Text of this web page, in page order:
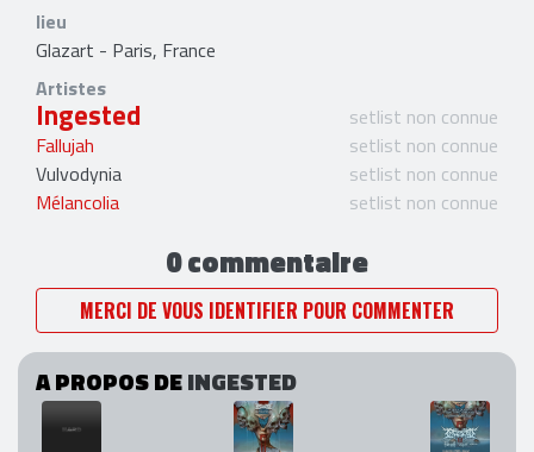
lieu
Glazart - Paris, France
Artistes
Ingested
setlist non connue
Fallujah
setlist non connue
Vulvodynia
setlist non connue
Mélancolia
setlist non connue
0 commentaire
MERCI DE VOUS IDENTIFIER POUR COMMENTER
A PROPOS DEINGESTED